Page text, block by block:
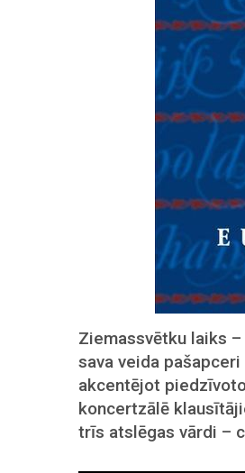
Ziemassvētku laiks
sava veida
akcentējot
koncertzālē
trīs atslēgas vārdi –